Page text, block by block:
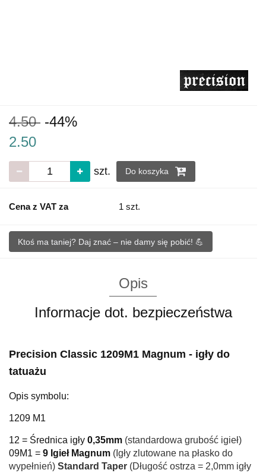
4.50 -44%
2.50
szt. Do koszyka
Cena z VAT za 1 szt.
Ktoś ma taniej? Daj znać – nie damy się pobić! 💪
Opis
Informacje dot. bezpieczeństwa
Precision Classic 1209M1 Magnum - igły do
tatuażu
Opis symbolu:
1209 M1
12 = Średnica igły 0,35mm (standardowa grubość igieł)
09M1 = 9 Igieł Magnum (Igły zlutowane na płasko do
wypełnień) Standard Taper (Długość ostrza = 2,0mm igły